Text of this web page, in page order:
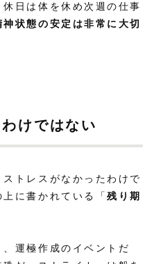
日は体を休め次週の仕事
神状態の安定は非常に大切
けではない
トレスがなかったわけで
に書かれている「残り期
運極作成のイベントだ